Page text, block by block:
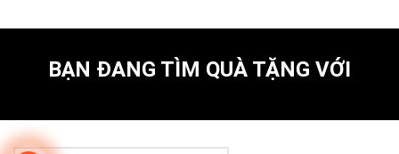
BẠN ĐANG TÌM QUÀ TẶNG VỚI